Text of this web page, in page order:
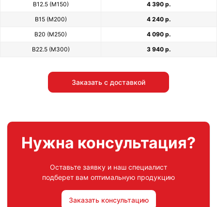
В12.5 (М150) 4 390 р.
В15 (М200) 4 240 р.
В20 (М250) 4 090 р.
В22.5 (М300) 3 940 р.
Заказать с доставкой
Нужна консультация?
Оставьте заявку и наш специалист
подберет вам оптимальную продукцию
Заказать консультацию